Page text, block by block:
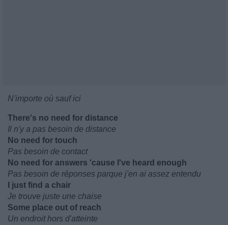
N'importe où sauf ici
There's no need for distance
Il n'y a pas besoin de distance
No need for touch
Pas besoin de contact
No need for answers 'cause I've heard enough
Pas besoin de réponses parque j'en ai assez entendu
I just find a chair
Je trouve juste une chaise
Some place out of reach
Un endroit hors d'atteinte